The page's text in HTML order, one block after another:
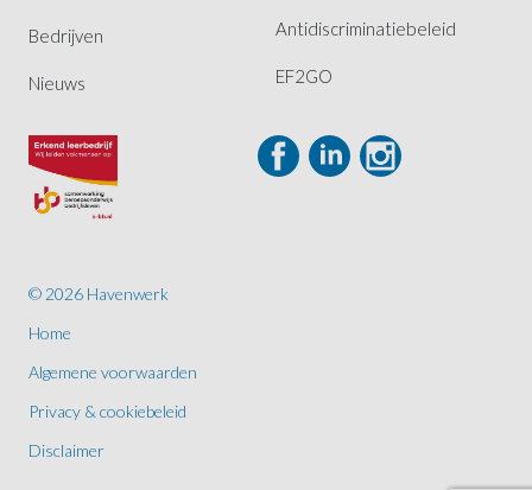
Bedrijven
Nieuws
Antidiscriminatiebeleid
EF2GO
© 2026 Havenwerk
Home
Algemene voorwaarden
Privacy & cookiebeleid
Disclaimer